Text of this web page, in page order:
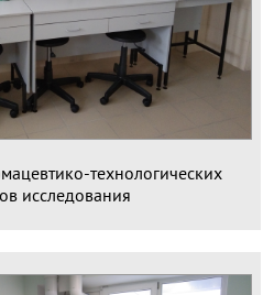
технологических
исследования